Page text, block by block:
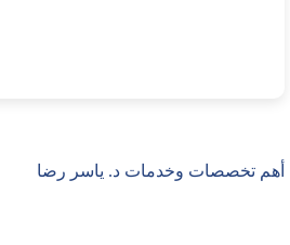
أهم تخصصات وخدمات د. ياسر رضا